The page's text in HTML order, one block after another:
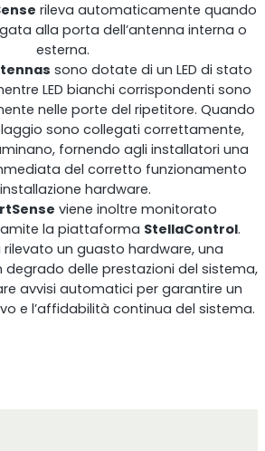
RouterAmp
del segnale verso il router.
rileva automaticamente quando
alla porta dell’antenna interna o
esterna.
sono dotate di un LED di stato
LED bianchi corrispondenti sono
nelle porte del ripetitore. Quando
sono collegati correttamente,
fornendo agli installatori una
del corretto funzionamento
hardware.
viene inoltre monitorato
la piattaforma StellaControl.
un guasto hardware, una
degrado delle prestazioni del sistema,
avvisi automatici per garantire un
e l’affidabilità continua del sistema.